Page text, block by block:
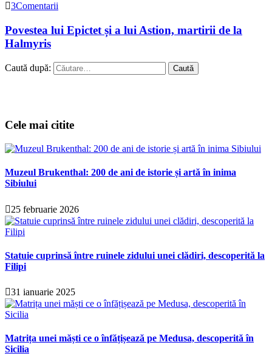
3Comentarii
Povestea lui Epictet și a lui Astion, martirii de la
Halmyris
Caută după:
Cele mai citite
Muzeul Brukenthal: 200 de ani de istorie și artă în inima
Sibiului
25 februarie 2026
Statuie cuprinsă între ruinele zidului unei clădiri, descoperită la
Filipi
31 ianuarie 2025
Matrița unei măști ce o înfățișează pe Medusa, descoperită în
Sicilia